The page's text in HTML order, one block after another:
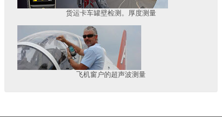
货运卡车罐壁检测。厚度测量
飞机窗户的超声波测量